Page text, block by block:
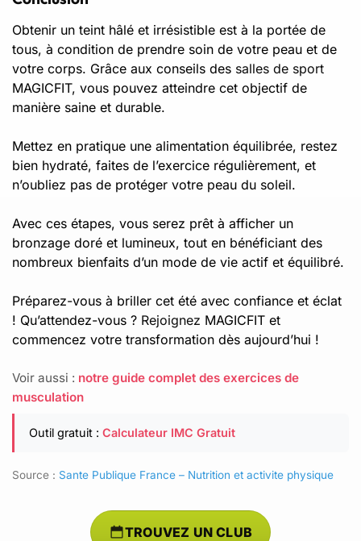
Obtenir un teint hâlé et irrésistible est à la portée de
tous, à condition de prendre soin de votre peau et de
votre corps. Grâce aux conseils des salles de sport
MAGICFIT, vous pouvez atteindre cet objectif de
manière saine et durable.
Mettez en pratique une alimentation équilibrée, restez
bien hydraté, faites de l’exercice régulièrement, et
n’oubliez pas de protéger votre peau du soleil.
Avec ces étapes, vous serez prêt à afficher un
bronzage doré et lumineux, tout en bénéficiant des
nombreux bienfaits d’un mode de vie actif et équilibré.
Préparez-vous à briller cet été avec confiance et éclat
! Qu’attendez-vous ? Rejoignez MAGICFIT et
commencez votre transformation dès aujourd’hui !
Voir aussi : notre guide complet des exercices de
musculation
Outil gratuit : Calculateur IMC Gratuit
Source : Sante Publique France – Nutrition et activite physique
TROUVEZ UN CLUB